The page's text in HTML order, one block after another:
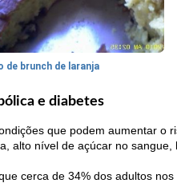
de brunch de laranja
e diabetes
que podem aumentar o
alto nível de açúcar no
cerca de 34% dos adultos